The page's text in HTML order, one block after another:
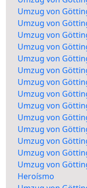
Umzug von
Umzug von
Umzug von
Umzug von
Umzug von
Umzug von
Umzug von
Umzug von
Umzug von
Umzug von
Umzug von
Umzug von
Umzug von
Umzug von
Heroísmo